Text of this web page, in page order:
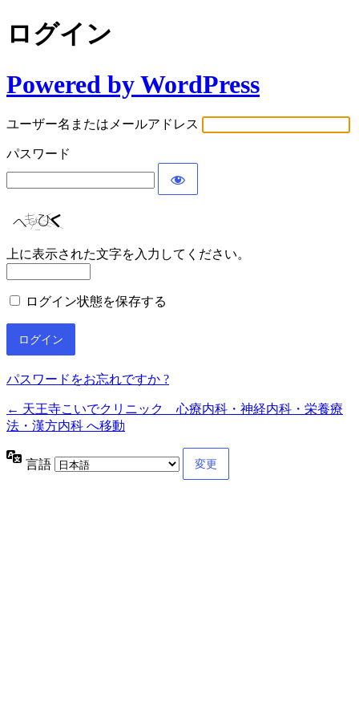
ログイン
Powered by WordPress
ユーザー名またはメールアドレス
パスワード
上に表示された文字を入力してください。
ログイン状態を保存する
パスワードをお忘れですか ?
← 天王寺こいでクリニック 心療内科・神経内科・栄養療
法・漢方内科 へ移動
言語